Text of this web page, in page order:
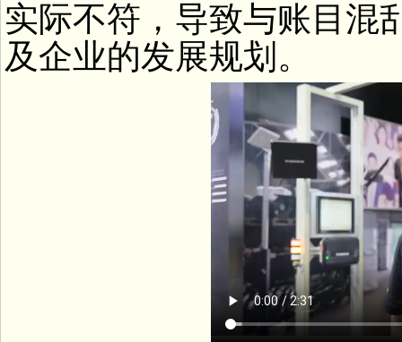
实际不符，导致与账目混
及企业的发展规划。